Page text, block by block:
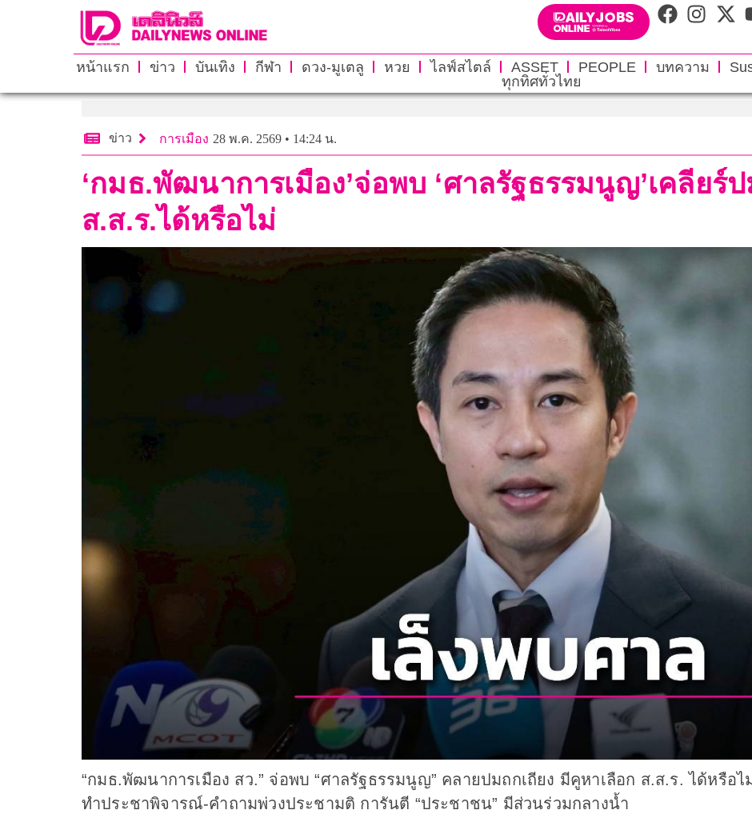
หน้าแรก ข่าว บันเทิง กีฬา ดวง-มูเตลู หวย ไลฟ์สไตล์ ASSET PEOPLE บทความ
ทุกทิศทั่วไทย
ข่าว การเมือง 28 พ.ค. 2569 • 14:24 น.
‘กมธ.พัฒนาการเมือง’จ่อพบ ‘ศาลรัฐธรรมนูญ’เคลียร์
ส.ส.ร.ได้หรือไม่
“กมธ.พัฒนาการเมือง สว.” จ่อพบ “ศาลรัฐธรรมนูญ” คลายปมถกเถียง มีคูหาเลือก ส.ส.ร. ได้หรือ
ทำประชาพิจารณ์-คำถามพ่วงประชามติ การันตี “ประชาชน” มีส่วนร่วมกลางน้ำ